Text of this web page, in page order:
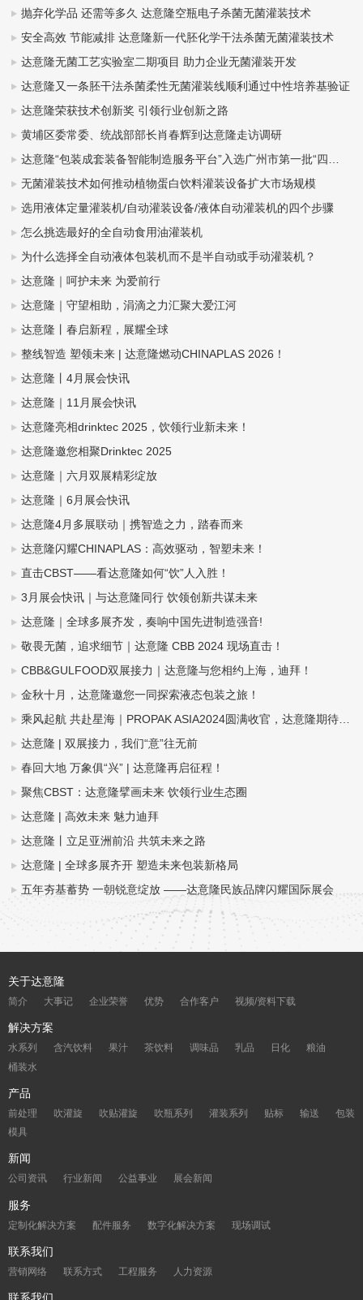
抛弃化学品 还需等多久 达意隆空瓶电子杀菌无菌灌装技术
安全高效 节能减排 达意隆新一代胚化学干法杀菌无菌灌装技术
达意隆无菌工艺实验室二期项目 助力企业无菌灌装开发
达意隆又一条胚干法杀菌柔性无菌灌装线顺利通过中性培养基验证
达意隆荣获技术创新奖 引领行业创新之路
黄埔区委常委、统战部部长肖春辉到达意隆走访调研
达意隆“包装成套装备智能制造服务平台”入选广州市第一批“四化”赋能重点平台！
无菌灌装技术如何推动植物蛋白饮料灌装设备扩大市场规模
选用液体定量灌装机/自动灌装设备/液体自动灌装机的四个步骤
怎么挑选最好的全自动食用油灌装机
为什么选择全自动液体包装机而不是半自动或手动灌装机？
达意隆｜呵护未来 为爱前行
达意隆｜守望相助，涓滴之力汇聚大爱江河
达意隆丨春启新程，展耀全球
整线智造 塑领未来 | 达意隆燃动CHINAPLAS 2026！
达意隆丨4月展会快讯
达意隆｜11月展会快讯
达意隆亮相drinktec 2025，饮领行业新未来！
达意隆邀您相聚Drinktec 2025
达意隆｜六月双展精彩绽放
达意隆｜6月展会快讯
达意隆4月多展联动｜携智造之力，踏春而来
达意隆闪耀CHINAPLAS：高效驱动，智塑未来！
直击CBST——看达意隆如何“饮”人入胜！
3月展会快讯｜与达意隆同行 饮领创新共谋未来
达意隆｜全球多展齐发，奏响中国先进制造强音!
敬畏无菌，追求细节｜达意隆 CBB 2024 现场直击！
CBB&GULFOOD双展接力｜达意隆与您相约上海，迪拜！
金秋十月，达意隆邀您一同探索液态包装之旅！
乘风起航 共赴星海｜PROPAK ASIA2024圆满收官，达意隆期待与您再次相遇！
达意隆 | 双展接力，我们“意”往无前
春回大地 万象俱“兴” | 达意隆再启征程！
聚焦CBST：达意隆擘画未来 饮领行业生态圈
达意隆 | 高效未来 魅力迪拜
达意隆丨立足亚洲前沿 共筑未来之路
达意隆 | 全球多展齐开 塑造未来包装新格局
五年夯基蓄势 一朝锐意绽放 ——达意隆民族品牌闪耀国际展会
关于达意隆
简介 大事记 企业荣誉 优势 合作客户 视频/资料下载
解决方案
水系列 含汽饮料 果汁 茶饮料 调味品 乳品 日化
粮油
桶装水
产品
前处理 吹灌旋 吹贴灌旋 吹瓶系列 灌装系列 贴标 输送
包装
模具
新闻
公司资讯 行业新闻 公益事业 展会新闻
服务
定制化解决方案 配件服务 数字化解决方案 现场调试
联系我们
营销网络 联系方式 工程服务 人力资源